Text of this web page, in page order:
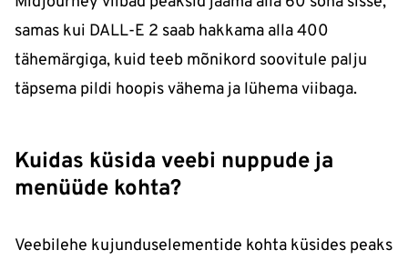
samas kui DALL-E 2 saab hakkama alla 400
tähemärgiga, kuid teeb mõnikord soovitule palju
täpsema pildi hoopis vähema ja lühema viibaga.
Kuidas küsida veebi nuppude ja
menüüde kohta?
Veebilehe kujunduselementide kohta küsides peaks